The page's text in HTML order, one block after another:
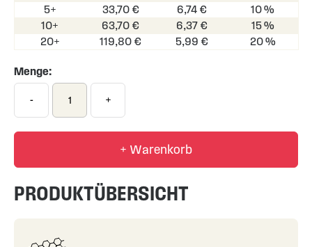
5+
33,70 € 6,74 €
10 %
10+
63,70 € 6,37 €
15 %
20+
119,80 € 5,99 € 20 %
Menge:
- +
+ Warenkorb
PRODUKTÜBERSICHT